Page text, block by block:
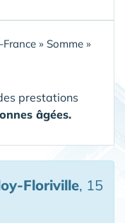
» Somme »
prestations
âgées.
Floriville, 15